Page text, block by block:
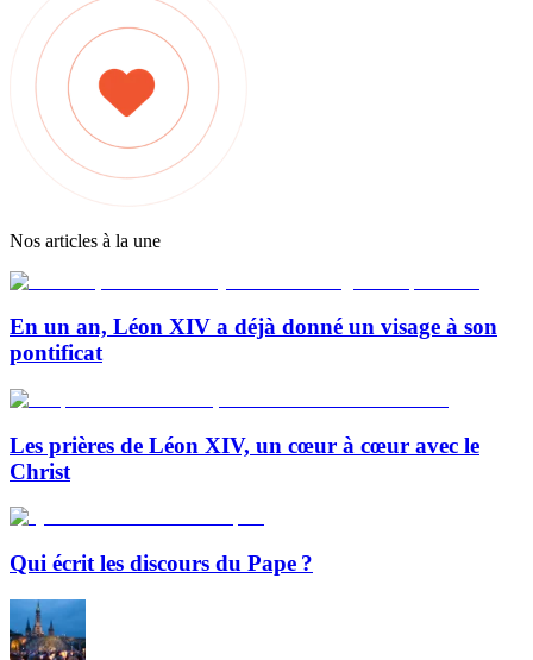
Nos articles à la une
En un an, Léon XIV a déjà donné un visage à son
pontificat
Les prières de Léon XIV, un cœur à cœur avec le
Christ
Qui écrit les discours du Pape ?